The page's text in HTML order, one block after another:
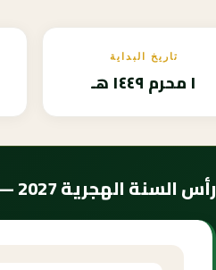
تاريخ البداية
١ محرم ١٤٤٩ هـ
رأس السنة الهجرية 2027 — متى يبدأ وكم ساعة الصيام؟